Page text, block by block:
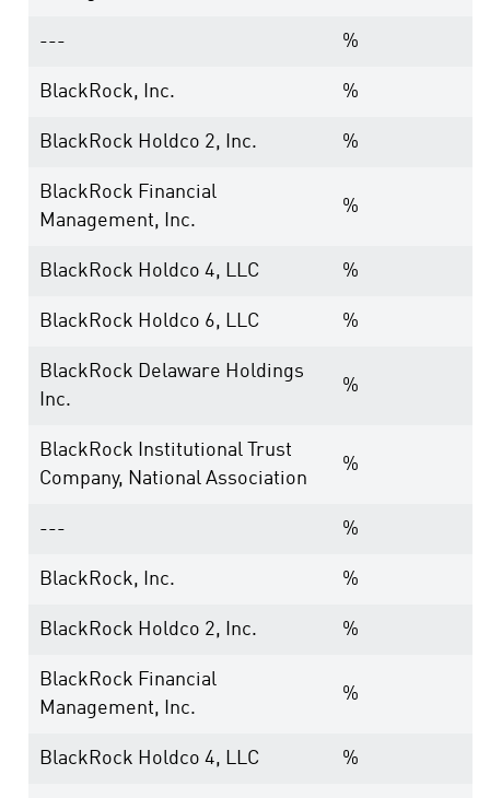
--- %
BlackRock, Inc. %
BlackRock Holdco 2, Inc. %
BlackRock Financial
Management, Inc.
%
BlackRock Holdco 4, LLC %
BlackRock Holdco 6, LLC %
BlackRock Delaware Holdings
Inc.
%
BlackRock Institutional Trust
Company, National Association
%
--- %
BlackRock, Inc. %
BlackRock Holdco 2, Inc. %
BlackRock Financial
Management, Inc.
%
BlackRock Holdco 4, LLC %